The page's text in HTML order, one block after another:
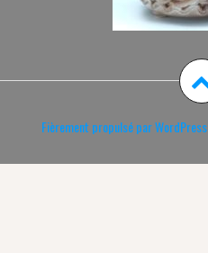
Fièrement propulsé par WordPress